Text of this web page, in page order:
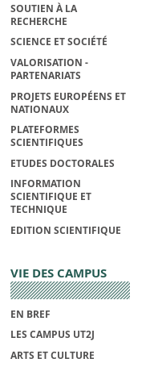
SOUTIEN À LA
RECHERCHE
SCIENCE ET SOCIÉTÉ
VALORISATION -
PARTENARIATS
PROJETS EUROPÉENS ET
NATIONAUX
PLATEFORMES
SCIENTIFIQUES
ETUDES DOCTORALES
INFORMATION
SCIENTIFIQUE ET
TECHNIQUE
EDITION SCIENTIFIQUE
VIE DES CAMPUS
EN BREF
LES CAMPUS UT2J
ARTS ET CULTURE